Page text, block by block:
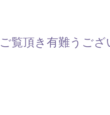
ご覧頂き有難うござ